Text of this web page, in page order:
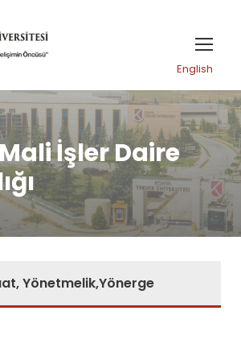
English
İşler Daire
Yönetmelik,Yönerge